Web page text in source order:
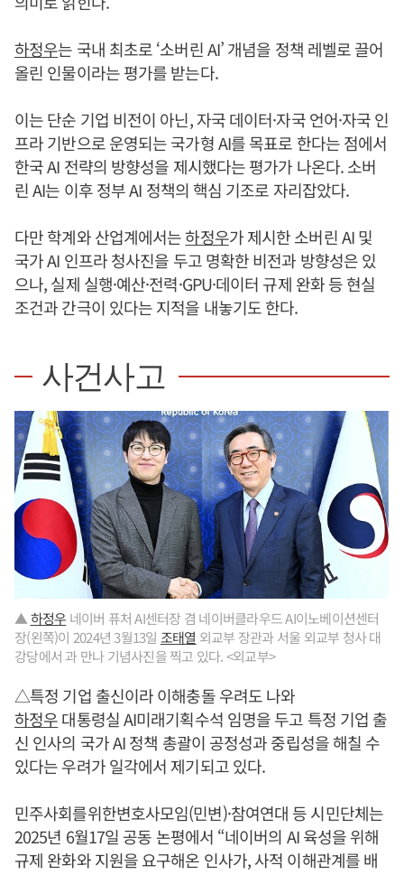
하정우는 국내 최초로 ‘소버린 AI’ 개념을 정책 레벨로 끌어
올린 인물이라는 평가를 받는다.
이는 단순 기업 비전이 아닌, 자국 데이터·자국 언어·자국 인
프라 기반으로 운영되는 국가형 AI를 목표로 한다는 점에서
한국 AI 전략의 방향성을 제시했다는 평가가 나온다. 소버
린 AI는 이후 정부 AI 정책의 핵심 기조로 자리잡았다.
다만 학계와 산업계에서는하정우가 제시한 소버린 AI 및
국가 AI 인프라 청사진을 두고 명확한 비전과 방향성은 있
으나, 실제 실행·예산·전력·GPU·데이터 규제 완화 등 현실
조건과 간극이 있다는 지적을 내놓기도 한다.
사건사고
▲하정우 네이버 퓨처 AI센터장 겸 네이버클라우드 AI이노베이션센터
장(왼쪽)이 2024년 3월13일 조태열 외교부 장관과 서울 외교부 청사 대
강당에서 과 만나 기념사진을 찍고 있다. <외교부>
△특정 기업 출신이라 이해충돌 우려도 나와
하정우대통령실 AI미래기획수석 임명을 두고 특정 기업 출
신 인사의 국가 AI 정책 총괄이 공정성과 중립성을 해칠 수
있다는 우려가 일각에서 제기되고 있다.
민주사회를위한변호사모임(민변)·참여연대 등 시민단체는
2025년 6월17일 공동 논평에서 “네이버의 AI 육성을 위해
규제 완화와 지원을 요구해온 인사가, 사적 이해관계를 배